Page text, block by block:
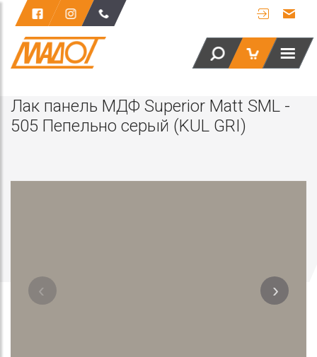
Лак панель МДФ Superior Matt SML -
505 Пепельно серый (KUL GRI)